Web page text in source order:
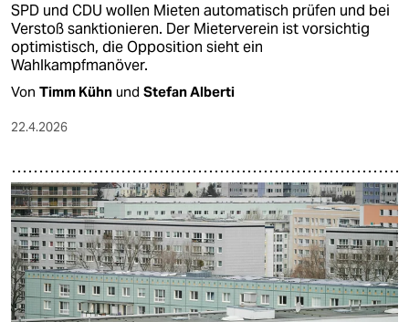
SPD und CDU wollen Mieten automatisch prüfen und bei
Verstoß sanktionieren. Der Mieterverein ist vorsichtig
optimistisch, die Opposition sieht ein
Wahlkampfmanöver.
Von Timm Kühn und Stefan Alberti
22.4.2026